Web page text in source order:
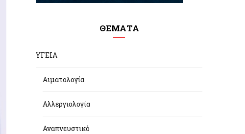
ΘΕΜΑΤΑ
ΥΓΕΙΑ
Αιματολογία
Αλλεργιολογία
Αναπνευστικό